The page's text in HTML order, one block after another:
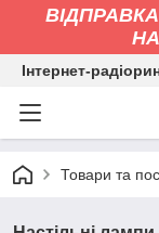
Інтернет-
Товари та